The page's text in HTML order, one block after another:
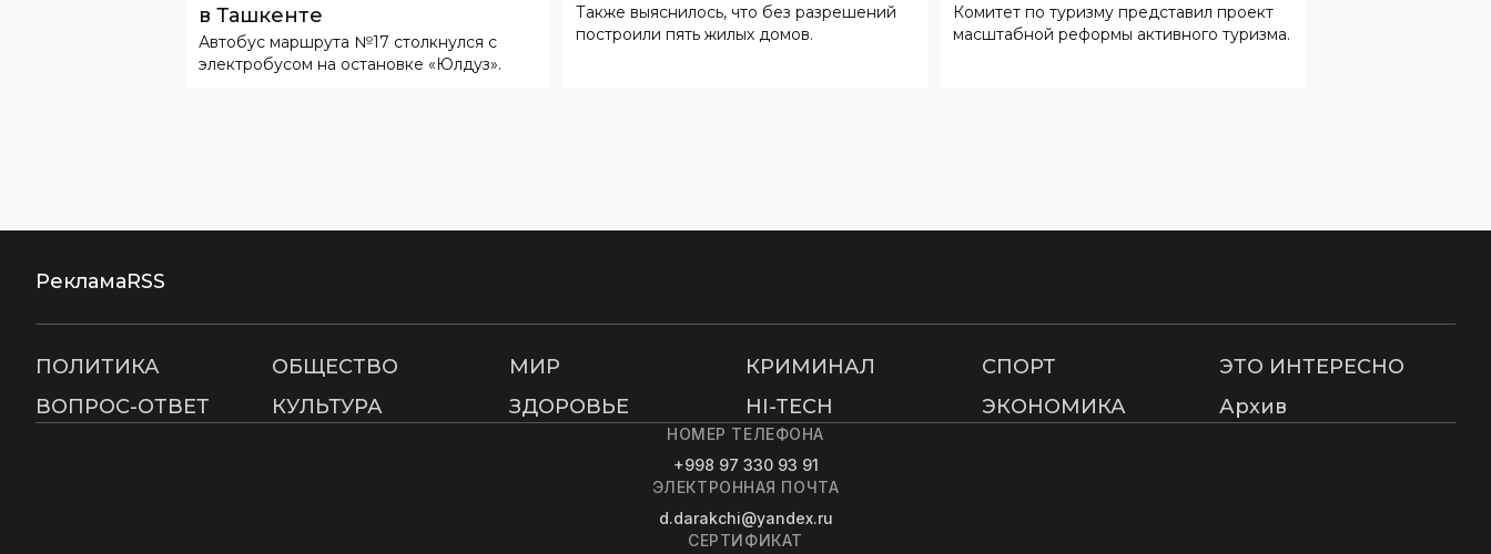
в Ташкенте
Автобус маршрута №17 столкнулся с
электробусом на остановке «Юлдуз».
Также выяснилось, что без разрешений
построили пять жилых домов.
туризма
Комитет по туризму представил проект
масштабной реформы активного туризма.
РекламаRSS
ПОЛИТИКА ОБЩЕСТВО МИР КРИМИНАЛ СПОРТ
ЭТО ИНТЕРЕСНО
ВОПРОС-ОТВЕТ
КУЛЬТУРА ЗДОРОВЬЕ HI-TECH ЭКОНОМИКА Архив
НОМЕР ТЕЛЕФОНА
+998 97 330 93 91
ЭЛЕКТРОННАЯ ПОЧТА
d.darakchi@yandex.ru
СЕРТИФИКАТ